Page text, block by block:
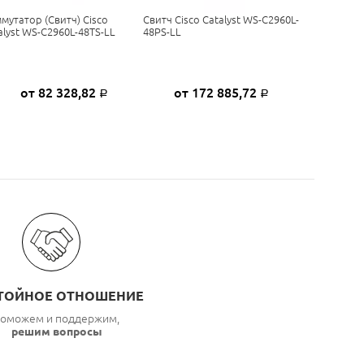
(свитч) Cisco
WS-C2960L-48TS-LL
от 82 328,82 Р
Свитч Cisco Catalyst WS-C2960L-
48PS-LL
от 172 885,72 Р
ОТНОШЕНИЕ
и поддержим,
решим вопросы